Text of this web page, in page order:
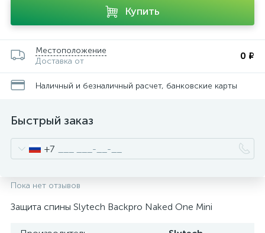
Купить
Местоположение
Доставка от
0 ₽
Наличный и безналичный расчет, банковские карты
Быстрый заказ
+7
Пока нет отзывов
Защита спины Slytech Backpro Naked One Mini